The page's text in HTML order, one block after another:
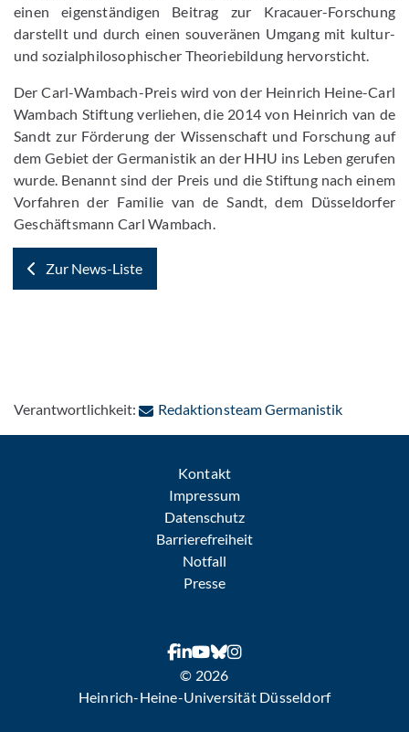
einen eigenständigen Beitrag zur Kracauer-Forschung
darstellt und durch einen souveränen Umgang mit kultur-
und sozialphilosophischer Theoriebildung hervorsticht.
Der Carl-Wambach-Preis wird von der Heinrich Heine-Carl
Wambach Stiftung verliehen, die 2014 von Heinrich van de
Sandt zur Förderung der Wissenschaft und Forschung auf
dem Gebiet der Germanistik an der HHU ins Leben gerufen
wurde. Benannt sind der Preis und die Stiftung nach einem
Vorfahren der Familie van de Sandt, dem Düsseldorfer
Geschäftsmann Carl Wambach.
Zur News-Liste
Verantwortlichkeit: Redaktionsteam Germanistik: Per E-
Kontakt
Impressum
Datenschutz
Barrierefreiheit
Notfall
Presse
© 2026
Heinrich-Heine-Universität Düsseldorf